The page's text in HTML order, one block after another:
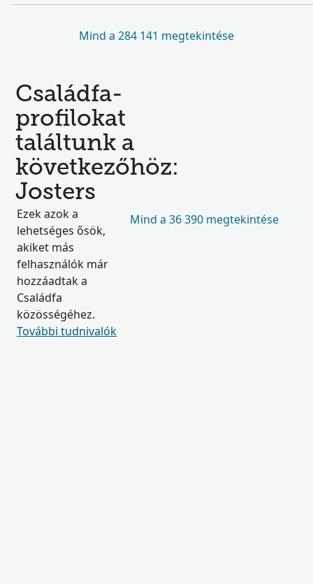
Mind a 284 141 megtekintése
Családfa-
profilokat
találtunk a
következőhöz:
Josters
Ezek azok a
lehetséges ősök,
akiket más
felhasználók már
hozzáadtak a
Családfa
közösségéhez.
További tudnivalók
Mind a 36 390 megtekintése